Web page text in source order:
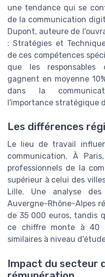
une tendance qui se
de la communication
Dupont, auteure de
: Stratégies et
de ces compétences
que les responsables
gagnent en moyenne
dans la
l'importance stratégique
Les différences
Le lieu de travail
communication. À
professionnels de la
supérieur à celui des
Lille. Une analyse
Auvergne-Rhône-Alpes
de 35 000 euros, tandis
ce chiffre monte à 40
similaires à niveau
Impact du secteur